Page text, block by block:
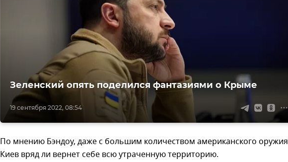
19 сентября 2022, 08:54
Зеленский опять поделился фантазиями о Крыме
По мнению Бэндоу, даже с большим количеством американского оружия
Киев вряд ли вернет себе всю утраченную территорию.